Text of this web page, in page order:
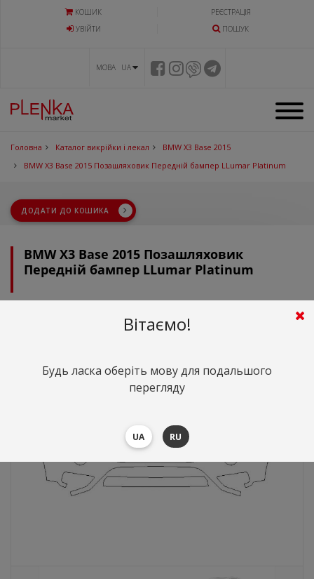
КОШИК
РЕЄСТРАЦІЯ
УВIЙТИ
ПОШУК
МОВА UA
Головна Каталог викрійки і лекал
BMW X3 Base 2015
BMW X3 Base 2015 Позашляховик Передній бампер LLumar Platinum
ДОДАТИ ДО КОШИКА
BMW X3 Base 2015 Позашляховик
Передній бампер LLumar Platinum
грн. ($107.35)
Вітаємо!
Будь ласка оберіть мову для подальшого
перегляду
UA RU